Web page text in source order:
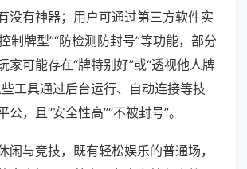
没有神器；用户可通过第三方软件实
制牌型”“防检测防封号”等功能，部分
家可能存在“牌特别好”或“透视他人牌
工具通过后台运行、自动连接等技
，且“安全性高”“不被封号”。
闲与竞技，既有轻松娱乐的普通场，